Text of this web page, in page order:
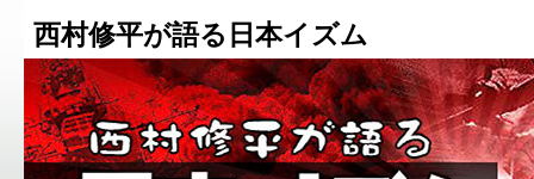
西村修平が語る日本イズム